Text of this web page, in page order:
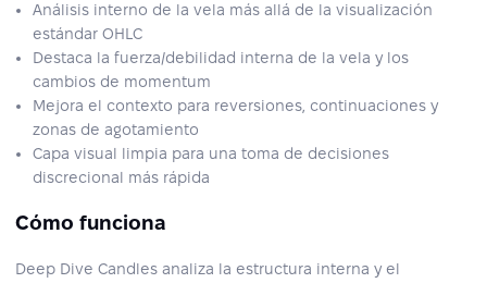
Análisis interno de la vela más allá de la visualización
estándar OHLC
Destaca la fuerza/debilidad interna de la vela y los
cambios de momentum
Mejora el contexto para reversiones, continuaciones y
zonas de agotamiento
Capa visual limpia para una toma de decisiones
discrecional más rápida
Cómo funciona
Deep Dive Candles analiza la estructura interna y el